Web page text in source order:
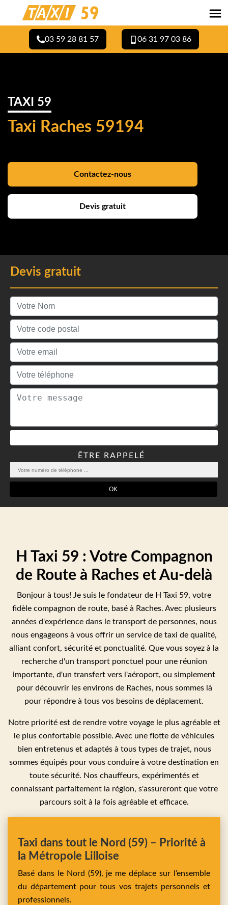
03 59 28 81 57 06 31 97 03 86
TAXI 59
Taxi Raches 59194
Contactez-nous
Devis gratuit
Devis gratuit
ÊTRE RAPPELÉ
H Taxi 59 : Votre Compagnon
de Route à Raches et Au-delà
Bonjour à tous! Je suis le fondateur de H Taxi 59, votre
fidèle compagnon de route, basé à Raches. Avec plusieurs
années d'expérience dans le transport de personnes, nous
nous engageons à vous offrir un service de taxi de qualité,
alliant confort, sécurité et ponctualité. Que vous soyez à la
recherche d'un transport ponctuel pour une réunion
importante, d'un transfert vers l'aéroport, ou simplement
pour découvrir les environs de Raches, nous sommes là
pour répondre à tous vos besoins de déplacement.
Notre priorité est de rendre votre voyage le plus agréable et
le plus confortable possible. Avec une flotte de véhicules
bien entretenus et adaptés à tous types de trajet, nous
sommes équipés pour vous conduire à votre destination en
toute sécurité. Nos chauffeurs, expérimentés et
connaissant parfaitement la région, s'assureront que votre
parcours soit à la fois agréable et efficace.
Taxi dans tout le Nord (59) – Priorité à
la Métropole Lilloise
Basé dans le Nord (59), je me déplace sur l’ensemble
du département pour tous vos trajets personnels et
professionnels.